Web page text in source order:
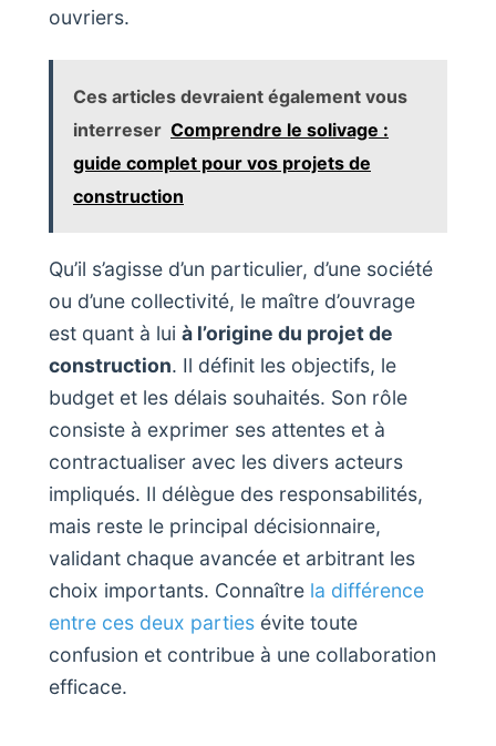
ouvriers.
Ces articles devraient également vous
interreser Comprendre le solivage :
guide complet pour vos projets de
construction
Qu’il s’agisse d’un particulier, d’une société
ou d’une collectivité, le maître d’ouvrage
est quant à lui à l’origine du projet de
construction. Il définit les objectifs, le
budget et les délais souhaités. Son rôle
consiste à exprimer ses attentes et à
contractualiser avec les divers acteurs
impliqués. Il délègue des responsabilités,
mais reste le principal décisionnaire,
validant chaque avancée et arbitrant les
choix importants. Connaître la différence
entre ces deux parties évite toute
confusion et contribue à une collaboration
efficace.